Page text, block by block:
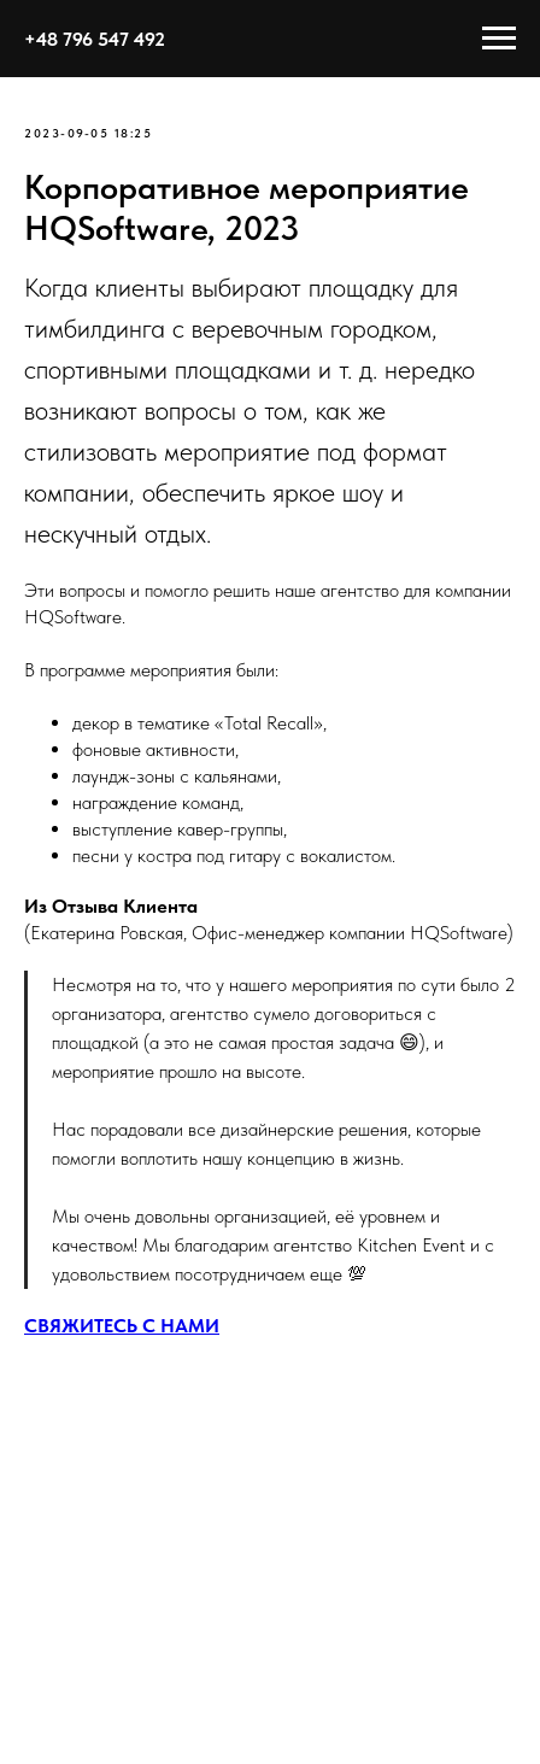
+48 796 547 492
2023-09-05 18:25
Корпоративное мероприятие
HQSoftware, 2023
Когда клиенты выбирают площадку для
тимбилдинга с веревочным городком,
спортивными площадками и т. д. нередко
возникают вопросы о том, как же
стилизовать мероприятие под формат
компании, обеспечить яркое шоу и
нескучный отдых.
Эти вопросы и помогло решить наше агентство для компании
HQSoftware.
В программе мероприятия были:
декор в тематике «Total Recall»,
фоновые активности,
лаундж-зоны с кальянами,
награждение команд,
выступление кавер-группы,
песни у костра под гитару с вокалистом.
Из Отзыва Клиента
(Екатерина Ровская, Офис-менеджер компании HQSoftware)
Несмотря на то, что у нашего мероприятия по сути было 2
организатора, агентство сумело договориться с
площадкой (а это не самая простая задача 😄), и
мероприятие прошло на высоте.
Нас порадовали все дизайнерские решения, которые
помогли воплотить нашу концепцию в жизнь.
Мы очень довольны организацией, её уровнем и
качеством! Мы благодарим агентство Kitchen Event и с
удовольствием посотрудничаем еще 💯
СВЯЖИТЕСЬ С НАМИ